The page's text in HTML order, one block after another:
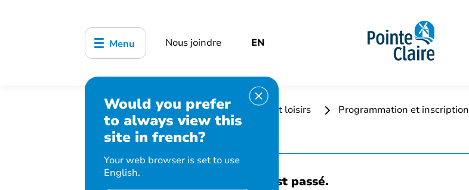
Menu Nous joindre EN
Would you prefer
to always view this
site in french?
Your web browser is set to use
English.
Accueil Bibliothèque, culture, sports et loisirs Programmation et inscription
Entraînement fusion
Cet événement est passé.